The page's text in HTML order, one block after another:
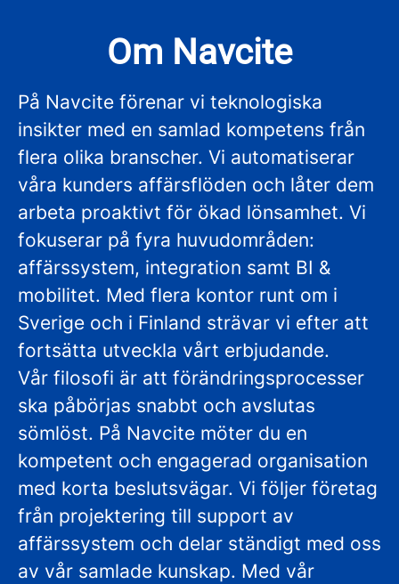
Om Navcite
På Navcite förenar vi teknologiska
insikter med en samlad kompetens från
flera olika branscher. Vi automatiserar
våra kunders affärsflöden och låter dem
arbeta proaktivt för ökad lönsamhet. Vi
fokuserar på fyra huvudområden:
affärssystem, integration samt BI &
mobilitet. Med flera kontor runt om i
Sverige och i Finland strävar vi efter att
fortsätta utveckla vårt erbjudande.
Vår filosofi är att förändringsprocesser
ska påbörjas snabbt och avslutas
sömlöst. På Navcite möter du en
kompetent och engagerad organisation
med korta beslutsvägar. Vi följer företag
från projektering till support av
affärssystem och delar ständigt med oss
av vår samlade kunskap. Med vår